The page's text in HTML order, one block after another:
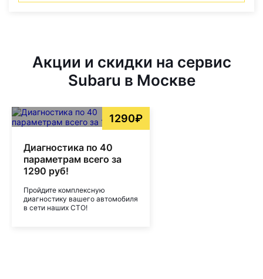
Акции и скидки на сервис
Subaru в Москве
1290₽
Диагностика по 40
параметрам всего за
1290 руб!
Пройдите комплексную
диагностику вашего автомобиля
в сети наших СТО!